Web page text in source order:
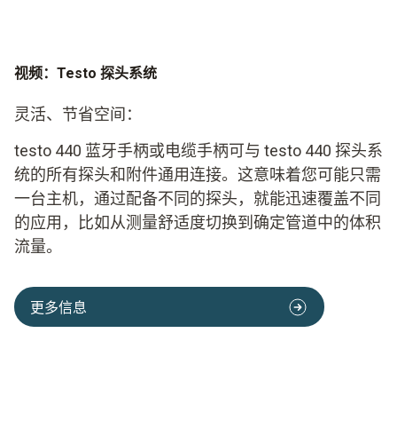
视频：Testo 探头系统
灵活、节省空间：
testo 440 蓝牙手柄或电缆手柄可与 testo 440 探头系
统的所有探头和附件通用连接。这意味着您可能只需
一台主机，通过配备不同的探头，就能迅速覆盖不同
的应用，比如从测量舒适度切换到确定管道中的体积
流量。
更多信息